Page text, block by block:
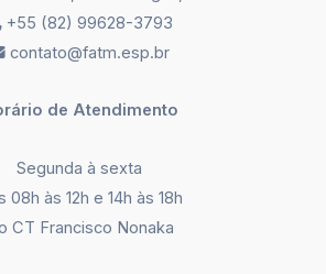
+55 (82) 99628-3793
contato@fatm.esp.br
de Atendimento
Segunda à sexta
08h às 12h e 14h às 18h
CT Francisco Nonaka